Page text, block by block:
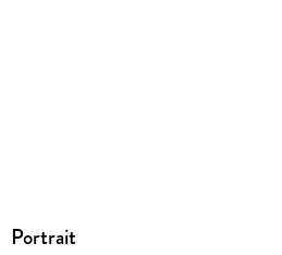
Portrait